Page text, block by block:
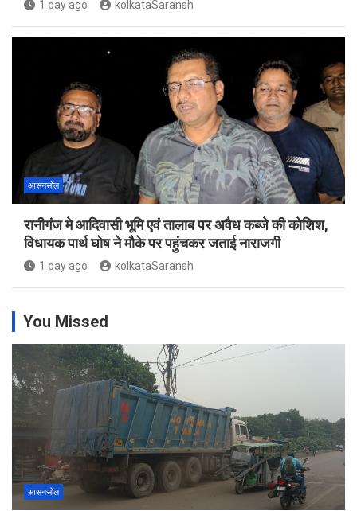
1 day ago kolkataSaransh
आसनसोल
रानीगंज मे आदिवासी भूमि एवं तालाब पर अवैध कब्जे की कोशिश,
विधायक पार्थ घोष ने मौके पर पहुंचकर जताई नाराजगी
1 day ago kolkataSaransh
You Missed
आसनसोल